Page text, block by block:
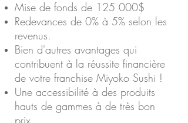
Mise de fonds de 125 000$
Redevances de 0% à 5% selon les
revenus.
Bien d'autres avantages qui
contribuent à la réussite financière
de votre franchise Miyoko Sushi !
Une accessibilité à des produits
hauts de gammes à de très bon
prix.